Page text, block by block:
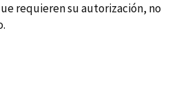
requieren su autorización, no